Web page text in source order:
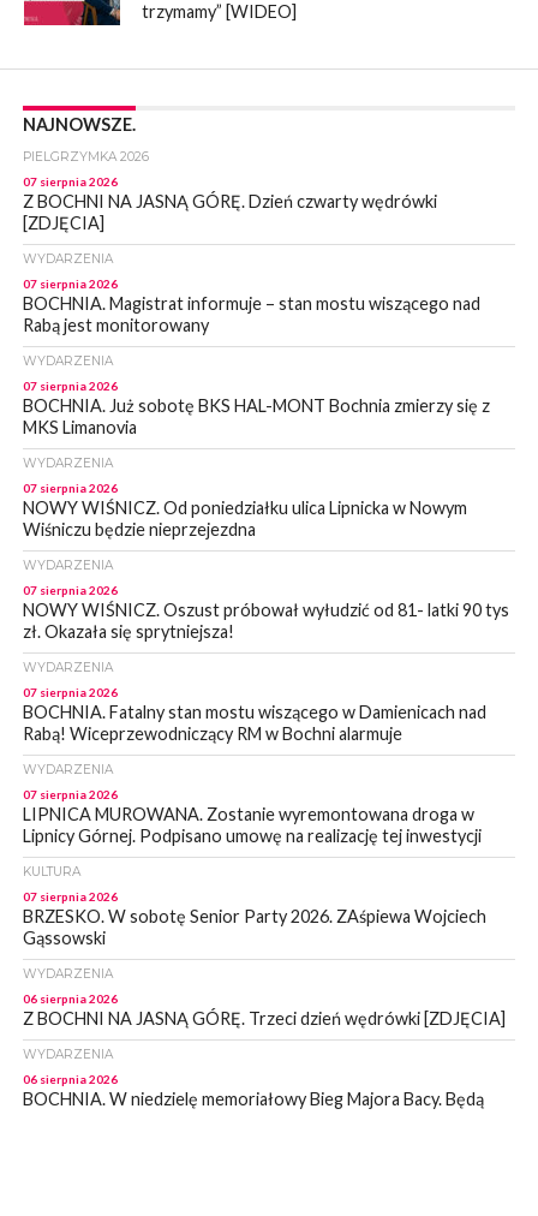
trzymamy” [WIDEO]
NAJNOWSZE.
PIELGRZYMKA 2026
07 sierpnia 2026
Z BOCHNI NA JASNĄ GÓRĘ. Dzień czwarty wędrówki
[ZDJĘCIA]
WYDARZENIA
07 sierpnia 2026
BOCHNIA. Magistrat informuje – stan mostu wiszącego nad
Rabą jest monitorowany
WYDARZENIA
07 sierpnia 2026
BOCHNIA. Już sobotę BKS HAL-MONT Bochnia zmierzy się z
MKS Limanovia
WYDARZENIA
07 sierpnia 2026
NOWY WIŚNICZ. Od poniedziałku ulica Lipnicka w Nowym
Wiśniczu będzie nieprzejezdna
WYDARZENIA
07 sierpnia 2026
NOWY WIŚNICZ. Oszust próbował wyłudzić od 81- latki 90 tys
zł. Okazała się sprytniejsza!
WYDARZENIA
07 sierpnia 2026
BOCHNIA. Fatalny stan mostu wiszącego w Damienicach nad
Rabą! Wiceprzewodniczący RM w Bochni alarmuje
WYDARZENIA
07 sierpnia 2026
LIPNICA MUROWANA. Zostanie wyremontowana droga w
Lipnicy Górnej. Podpisano umowę na realizację tej inwestycji
KULTURA
07 sierpnia 2026
BRZESKO. W sobotę Senior Party 2026. ZAśpiewa Wojciech
Gąssowski
WYDARZENIA
06 sierpnia 2026
Z BOCHNI NA JASNĄ GÓRĘ. Trzeci dzień wędrówki [ZDJĘCIA]
WYDARZENIA
06 sierpnia 2026
BOCHNIA. W niedzielę memoriałowy Bieg Majora Bacy. Będą